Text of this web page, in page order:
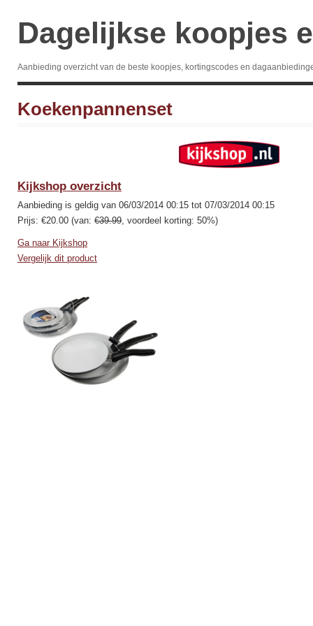
Dagelijkse koopjes
Aanbieding overzicht van de beste koopjes, kortingscodes en
Koekenpannenset
Kijkshop overzicht
Aanbieding is geldig van 06/03/2014 00:15 tot 07/03/2014 00:15
Prijs: €20.00 (van: €39.99, voordeel korting: 50%)
Ga naar Kijkshop
Vergelijk dit product